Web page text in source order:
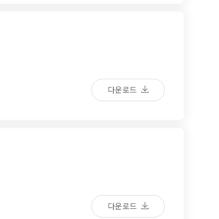
다운로드
다운로드